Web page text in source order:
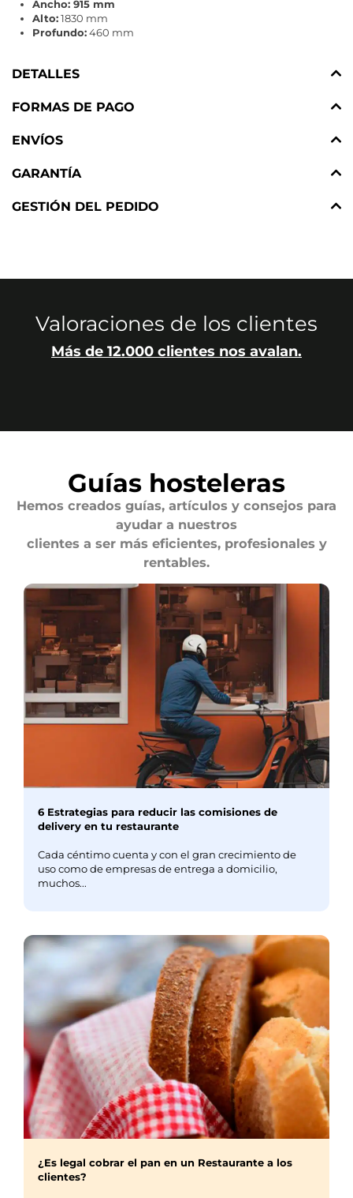
Ancho: 915 mm
Alto:1830 mm
Profundo:460 mm
DETALLES
FORMAS DE PAGO
ENVÍOS
GARANTÍA
GESTIÓN DEL PEDIDO
Valoraciones de los clientes
Más de 12.000 clientes nos avalan.
Guías hosteleras
Hemos creados guías, artículos y consejos para
ayudar a nuestros
clientes a ser más eficientes, profesionales y
rentables.
6 Estrategias para reducir las comisiones de
delivery en tu restaurante
Cada céntimo cuenta y con el gran crecimiento de
uso como de empresas de entrega a domicilio,
muchos...
¿Es legal cobrar el pan en un Restaurante a los
clientes?